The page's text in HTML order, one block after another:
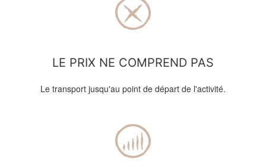
LE PRIX NE COMPREND PAS
Le transport jusqu'au point de départ de l'activité.